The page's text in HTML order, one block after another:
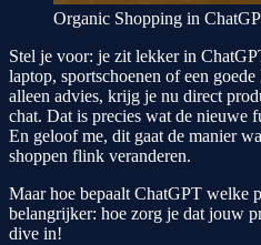
Organic Shopping in
Stel je voor: je zit lekker in
laptop, sportschoenen of een
alleen advies, krijg je nu direct
chat. Dat is precies wat de nieuwe
En geloof me, dit gaat de manier
shoppen flink veranderen.
Maar hoe bepaalt ChatGPT welke
belangrijker: hoe zorg je dat jouw
dive in!